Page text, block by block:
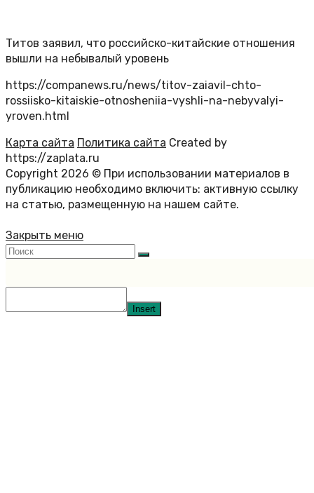
Титов заявил, что российско-китайские отношения
вышли на небывалый уровень
https://companews.ru/news/titov-zaiavil-chto-
rossiisko-kitaiskie-otnosheniia-vyshli-na-nebyvalyi-
yroven.html
Карта сайта Политика сайта Created by
https://zaplata.ru
Copyright 2026 © При использовании материалов в
публикацию необходимо включить: активную ссылку
на статью, размещенную на нашем сайте.
Закрыть меню
Insert